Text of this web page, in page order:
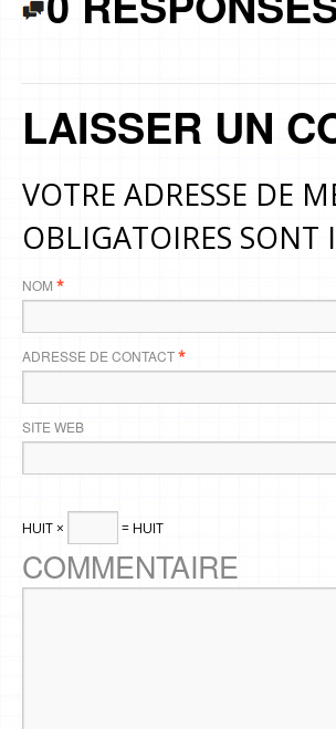
LAISSER UN
VOTRE ADRESSE DE
OBLIGATOIRES
NOM *
ADRESSE DE CONTACT*
SITE WEB
HUIT × = HUIT
COMMENTAIRE